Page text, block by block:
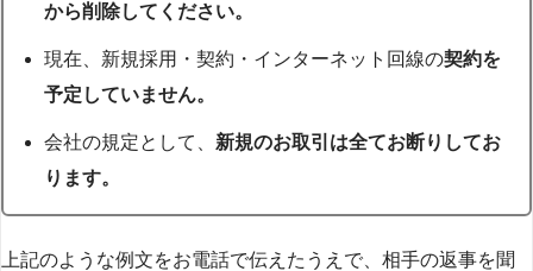
から削除してください。
現在、新規採用・契約・インターネット回線の契約を
予定していません。
会社の規定として、 新規のお取引は全てお断りしてお
ります。
上記のような例文をお電話で伝えたうえで、相手の返事を聞